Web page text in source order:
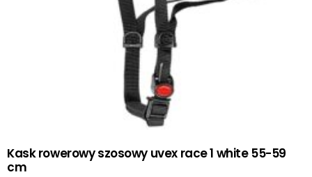
Kask rowerowy szosowy uvex race 1 white 55-59
cm